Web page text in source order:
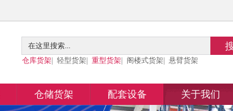
仓库货架 轻型货架 重型货架 阁楼式货架 悬臂货架
仓储货架 配套设备 关于我们